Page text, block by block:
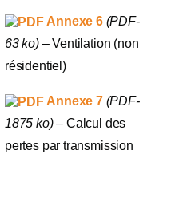
Annexe 6(PDF-
63 ko)– Ventilation (non
résidentiel)
Annexe 7(PDF-
1875 ko)– Calcul des
pertes par transmission